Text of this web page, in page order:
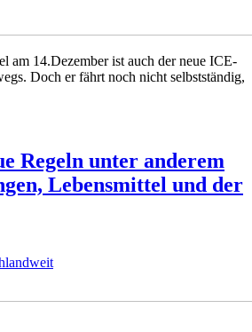
am 14.Dezember ist auch der neue ICE-
Doch er fährt noch nicht selbstständig,
Regeln unter anderem
Lebensmittel und der